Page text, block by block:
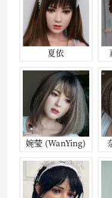
夏依
婉莹 (WanYing)